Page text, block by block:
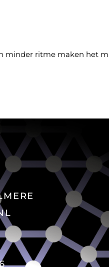
minder ritme maken het